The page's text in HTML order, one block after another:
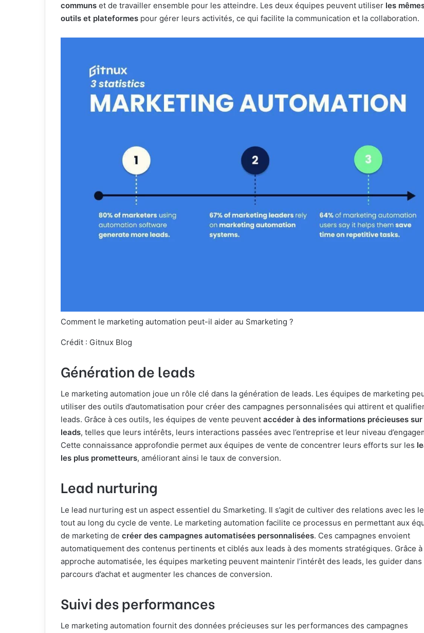
communs et de travailler ensemble pour les atteindre. Les deux équipes peuvent utiliser les
outils et plateformes pour gérer leurs activités, ce qui facilite la communication et la collaboration.
Comment le marketing automation peut-il aider au Smarketing ?
Crédit : Gitnux Blog
Génération de leads
Le marketing automation joue un rôle clé dans la génération de leads. Les équipes de marketing
utiliser des outils d’automatisation pour créer des campagnes personnalisées qui attirent et
leads. Grâce à ces outils, les équipes de vente peuvent accéder à des informations précieuses sur
leads, telles que leurs intérêts, leurs interactions passées avec l’entreprise et leur niveau
Cette connaissance approfondie permet aux équipes de vente de concentrer leurs efforts sur les
les plus prometteurs, améliorant ainsi le taux de conversion.
Lead nurturing
Le lead nurturing est un aspect essentiel du Smarketing. Il s’agit de cultiver des relations avec les
tout au long du cycle de vente. Le marketing automation facilite ce processus en permettant aux
de marketing de créer des campagnes automatisées personnalisées. Ces campagnes envoient
automatiquement des contenus pertinents et ciblés aux leads à des moments stratégiques. Grâce
approche automatisée, les équipes marketing peuvent maintenir l’intérêt des leads, les guider
parcours d’achat et augmenter les chances de conversion.
Suivi des performances
Le marketing automation fournit des données précieuses sur les performances des campagnes